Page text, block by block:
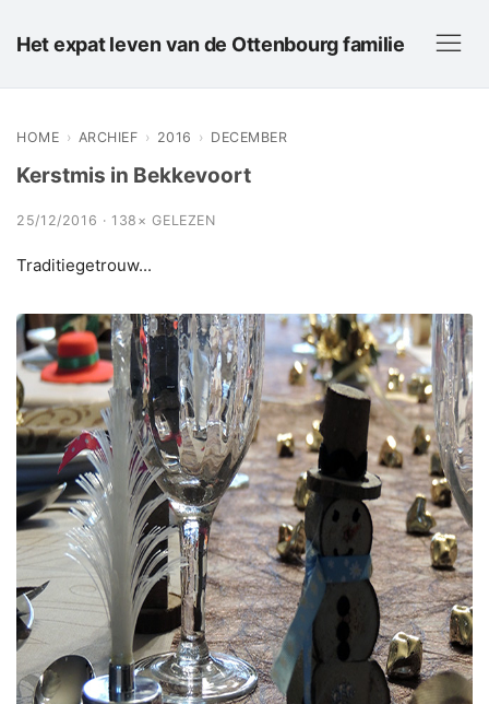
Het expat leven van de Ottenbourg familie
HOME › ARCHIEF › 2016 › DECEMBER
Kerstmis in Bekkevoort
25/12/2016 · 138× GELEZEN
Traditiegetrouw...